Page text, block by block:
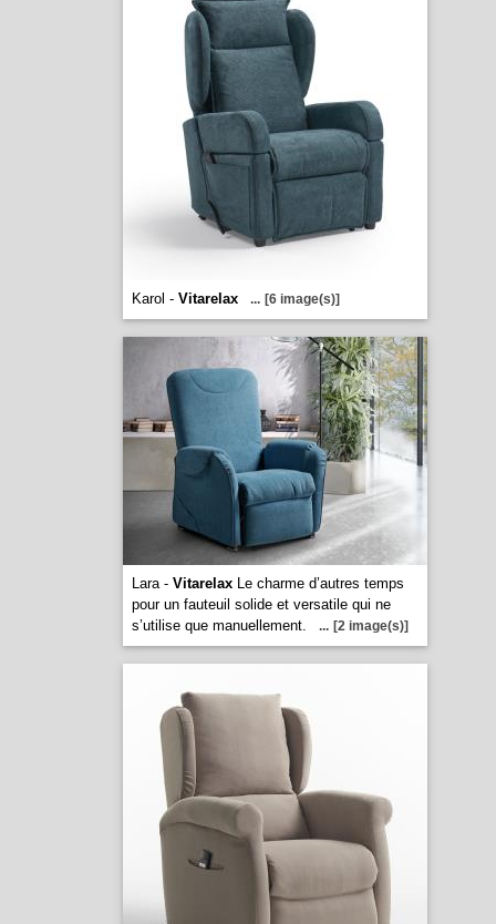
Karol - Vitarelax ... [6 image(s)]
Lara - VitarelaxLe charme d’autres temps
pour un fauteuil solide et versatile qui ne
s’utilise que manuellement.
... [2 image(s)]